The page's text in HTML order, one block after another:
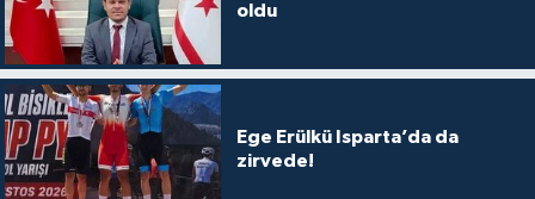
oldu
Ege Erülkü Isparta’da da
zirvede!